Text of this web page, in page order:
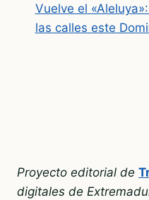
Vuelve el
las calles este
Proyecto editorial de
digitales de